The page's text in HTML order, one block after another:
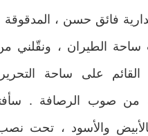
فائق حسن ، المدقوقة
الطيران ، ونقّلني
القائم على ساحة
من صوب الرصافة .
والأسود ، تحت